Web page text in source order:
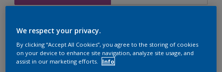
Bereken
We respect your privacy.
By clicking “Accept All Cookies”, you agree to the storing of cookies
on your device to enhance site navigation, analyze site usage, and
assist in our marketing efforts.
Info